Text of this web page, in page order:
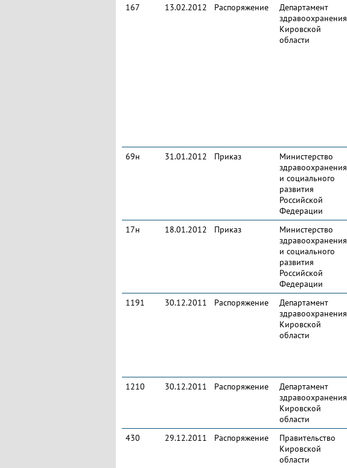
167
13.02.2012 Распоряжение
Департамент
здравоохранения
Кировской
области
69н
31.01.2012 Приказ
Министерство
здравоохранения
и социального
развития
Российской
Федерации
17н 18.01.2012 Приказ
Министерство
здравоохранения
и социального
развития
Российской
Федерации
1191 30.12.2011 Распоряжение
Департамент
здравоохранения
Кировской
области
1210
30.12.2011 Распоряжение
Департамент
здравоохранения
Кировской
области
430 29.12.2011 Распоряжение
Правительство
Кировской
области